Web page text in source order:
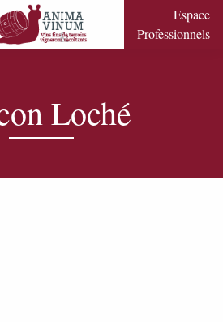
Espace
Professionnels
Loché